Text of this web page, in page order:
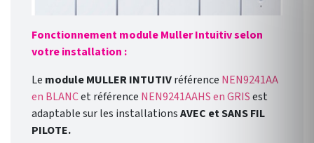
Fonctionnement module Muller Intuitiv selon
votre installation :
Le module MULLER INTUTIVréférence NEN9241AA
en BLANCet référence NEN9241AAHS en GRISest
adaptable sur les installationsAVEC et SANS FIL
PILOTE.